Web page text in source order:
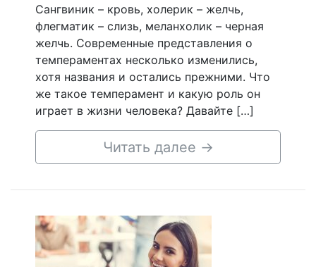
Сангвиник – кровь, холерик – желчь,
флегматик – слизь, меланхолик – черная
желчь. Современные представления о
темпераментах несколько изменились,
хотя названия и остались прежними. Что
же такое темперамент и какую роль он
играет в жизни человека? Давайте […]
Читать далее →